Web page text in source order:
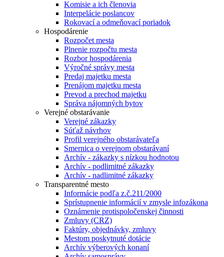
Komisie a ich členovia
Interpelácie poslancov
Rokovací a odmeňovací poriadok
Hospodárenie
Rozpočet mesta
Plnenie rozpočtu mesta
Rozbor hospodárenia
Výročné správy mesta
Predaj majetku mesta
Prenájom majetku mesta
Prevod a prechod majetku
Správa nájomných bytov
Verejné obstarávanie
Verejné zákazky
Súťaž návrhov
Profil verejného obstarávateľa
Smernica o verejnom obstarávaní
Archív - zákazky s nízkou hodnotou
Archív - podlimitné zákazky
Archív - nadlimitné zákazky
Transparentné mesto
Informácie podľa z.č.211/2000
Sprístupnenie informácií v zmysle infozákona
Oznámenie protispoločenskej činnosti
Zmluvy (CRZ)
Faktúry, objednávky, zmluvy
Mestom poskytnuté dotácie
Archív výberových konaní